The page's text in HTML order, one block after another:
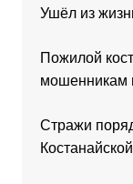
Ушёл из
Пожилой
мошенникам
Стражи